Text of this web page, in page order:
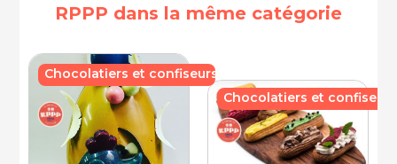
RPPP dans la même catégorie
Chocolatiers et confiseurs
Chocolatiers et confiseurs